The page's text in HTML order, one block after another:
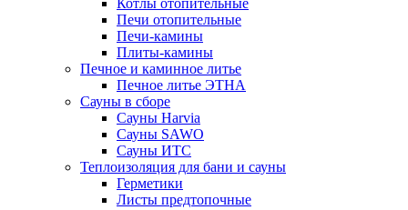
Котлы отопительные
Печи отопительные
Печи-камины
Плиты-камины
Печное и каминное литье
Печное литье ЭТНА
Сауны в сборе
Cауны Harvia
Сауны SAWO
Сауны ИТС
Теплоизоляция для бани и сауны
Герметики
Листы предтопочные